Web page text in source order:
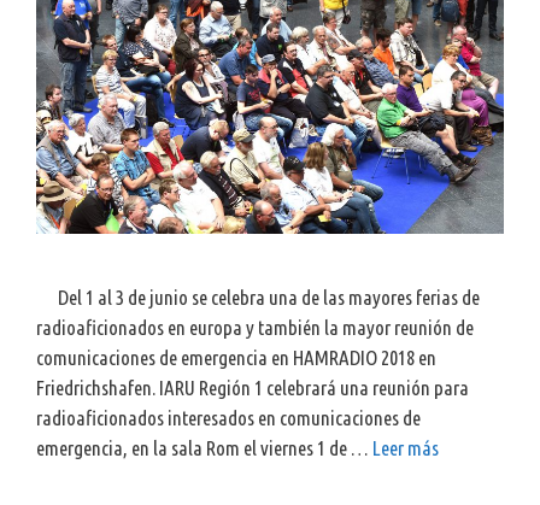
Del 1 al 3 de junio se celebra una de las mayores ferias de
radioaficionados en europa y también la mayor reunión de
comunicaciones de emergencia en HAMRADIO 2018 en
Friedrichshafen. IARU Región 1 celebrará una reunión para
radioaficionados interesados en comunicaciones de
emergencia, en la sala Rom el viernes 1 de … Leer más